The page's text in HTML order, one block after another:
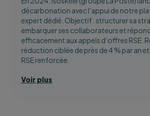
décarbonation avec l’appui de notre
expert dédié. Objectif : structurer sa
embarquer ses collaborateurs et
efficacement aux appels d’offres RSE.
réduction ciblée de près de 4 % par an
RSE renforcée.
Voir plus